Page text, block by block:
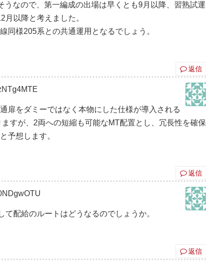
なので、第一編成の出場は早くとも9月以降、習熟試運
以降と考えました。
同様205系との共通運用となるでしょう。
返信
扉をダミーではなく本物にした仕様が導入される
すが、2両への短縮も可能なMT配置とし、冗長性を確保
予想します。
返信
配給のルートはどうなるのでしょうか。
返信